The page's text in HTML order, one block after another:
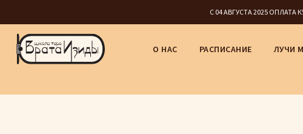
С 04 АВГУСТА 2025
О НАС РАСПИСАНИЕ ЛУЧИ